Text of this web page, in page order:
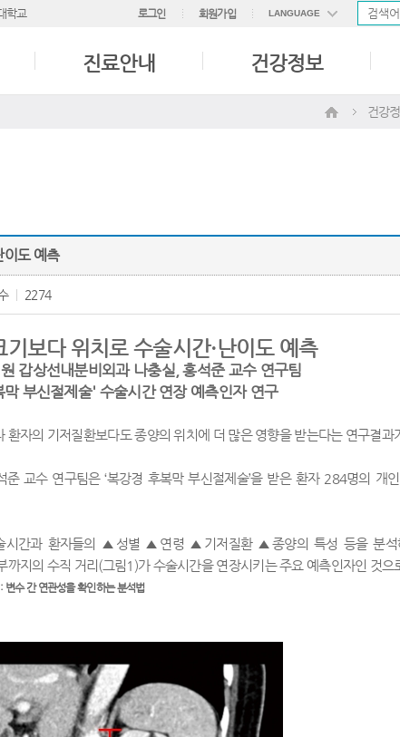
학교 로그인 회원가입 LANGUAGE
中國語
진료안내 건강정보
건강
이도 예측
2274
기보다 위치로 수술시간·난이도 예측
갑상선내분비외과 나충실,홍석준 교수 연구팀
막 부신절제술' 수술시간 연장 예측인자 연구
자의 기저질환보다도 종양의 위치에 더 많은 영향을 받는다는 연구결과
준 교수 연구팀은‘복강경 후복막 부신절제술’을 받은 환자 284명의 개
시간과 환자들의 ▲ 성별 ▲ 연령 ▲ 기저질환 ▲종양의 특성 등을 분
까지의 수직 거리 (그림1)가 수술시간을 연장시키는 주요 예측인자인 것으
변수 간 연관성을 확인하는 분석법